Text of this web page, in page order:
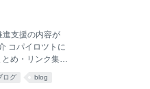
コパイロツトで
クト設計・MTG
入れて会議を行
なるはずです！
下記
嬉しいです。そ
支援の内容が
コパイロツトに
め・リンク集
しきれない領域
」。コパイロツ
ログ blog